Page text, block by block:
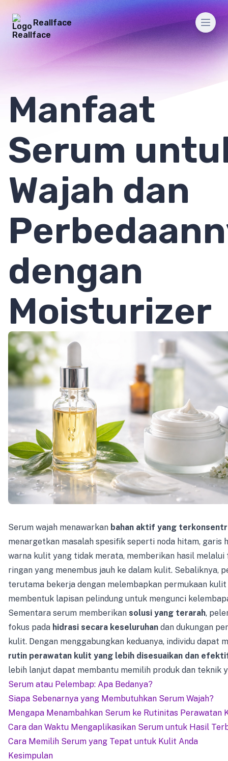
Reallface
Manfaat
Serum
Wajah dan
dengan
Moisturizer
Serum wajah menawarkan bahan aktif yang
menargetkan masalah spesifik seperti noda hitam, garis
warna kulit yang tidak merata, memberikan hasil melalui
ringan yang menembus jauh ke dalam kulit. Sebaliknya,
terutama bekerja dengan melembapkan permukaan kulit
membentuk lapisan pelindung untuk mengunci
Sementara serum memberikan solusi yang terarah,
fokus pada hidrasi secara keseluruhan dan dukungan
kulit. Dengan menggabungkan keduanya, individu dapat
rutin perawatan kulit yang lebih disesuaikan dan
lebih lanjut dapat membantu memilih produk dan teknik
Serum atau Pelembap: Apa Bedanya?
Siapa Sebenarnya yang Membutuhkan Serum Wajah?
Mengapa Menambahkan Serum ke Rutinitas Perawatan
Cara dan Waktu Mengaplikasikan Serum untuk Hasil
Cara Memilih Serum yang Tepat untuk Kulit Anda
Kesimpulan